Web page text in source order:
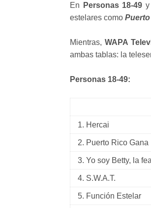
En Personas 18-49 y
estelares como
Mientras, WAPA
ambas tablas: la
Personas 18-49:
1. Hercai
2. Puerto Rico Gana
3. Yo soy Betty, la fea
4. S.W.A.T.
5. Función Estelar